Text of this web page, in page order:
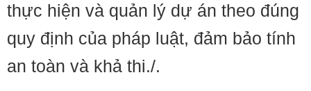
thực hiện và quản lý dự án theo đúng
quy định của pháp luật, đảm bảo tính
an toàn và khả thi./.